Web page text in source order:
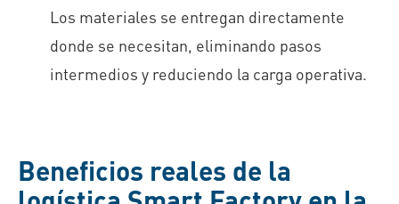
Los materiales se entregan directamente
donde se necesitan, eliminando pasos
intermedios y reduciendo la carga operativa.
Beneficios reales de la